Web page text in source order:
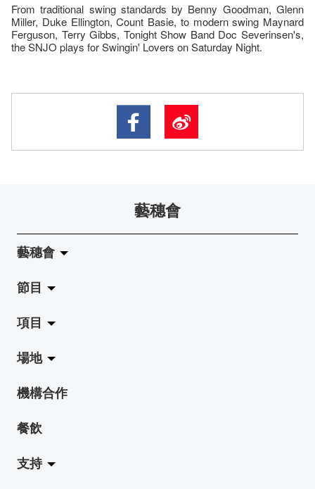
From traditional swing standards by Benny Goodman, Glenn
Miller, Duke Ellington, Count Basie, to modern swing Maynard
Ferguson, Terry Gibbs, Tonight Show Band Doc Severinsen's,
the SNJO plays for Swingin' Lovers on Saturday Night.
藝穗會
藝穗會
關於藝穗會
藝穗會的演化
使命與宗旨
藝穗會架構
檔案庫
藝穗網誌
節目
拉闊
展覽
演出
活動
工作坊
項目
Jazz-Go-Central, Jazz-Go-Fringe
LPL
2015-16 藝術場地資助計劃
2015 照亮香港在新加坡
場地
陳麗玲畫廊
奶庫
地下劇場
機構合作
餐飲
支持